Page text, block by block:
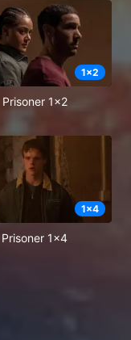
1x2
Prisoner 1x2
1x4
Prisoner 1x4